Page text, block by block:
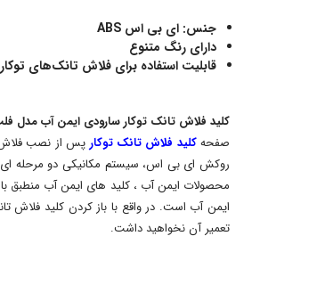
جنس: ای بی اس ABS
دارای رنگ متنوع
قابلیت استفاده برای فلاش تانک‌های
کلید فلاش تانک توکار سارودی ایمن آب مدل
صفحهکلید فلاش تانک توکارپس از نصب فلاش
محصولات ایمن آب ، کلید های ایمن آب منطبق
ایمن آب است. در واقع با باز کردن کلید
تعمیر آن نخواهید داشت.